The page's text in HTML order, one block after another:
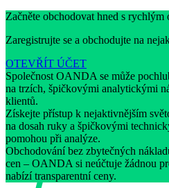
Začněte obchodovat hned s rychlým
Zaregistrujte se a obchodujte na
OTEVŘÍT ÚČET
Společnost OANDA se může
na trzích, špičkovými analytickými
klientů.
Získejte přístup k nejaktivnějším
na dosah ruky a špičkovými
pomohou při analýze.
Obchodování bez zbytečných
cen – OANDA si neúčtuje žádnou
nabízí transparentní ceny.